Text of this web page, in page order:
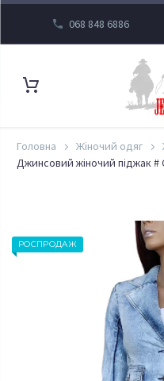
068 848 6886
Головна Жіночий одяг
Джинсовий жіночий піджак #
РОСПРОДАЖ